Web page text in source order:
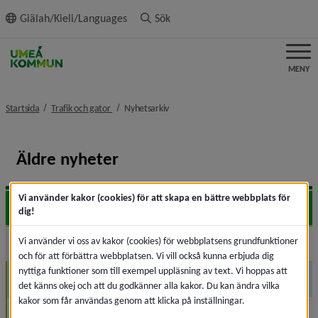
innehållet
Giälah/Kieli/Languages Sök
MENY
Startsida Trafik och gator nivå i brödsmulenavigeringen
Nyhetsarkivnivå i brödsmulenavigeringen
Äldre nyheter
2026
2025
November (1)
Vi använder kakor (cookies) för att skapa en bättre webbplats för
dig!
Vi använder vi oss av kakor (cookies) för webbplatsens grundfunktioner
och för att förbättra webbplatsen. Vi vill också kunna erbjuda dig
nyttiga funktioner som till exempel uppläsning av text. Vi hoppas att
det känns okej och att du godkänner alla kakor. Du kan ändra vilka
kakor som får användas genom att klicka på inställningar.